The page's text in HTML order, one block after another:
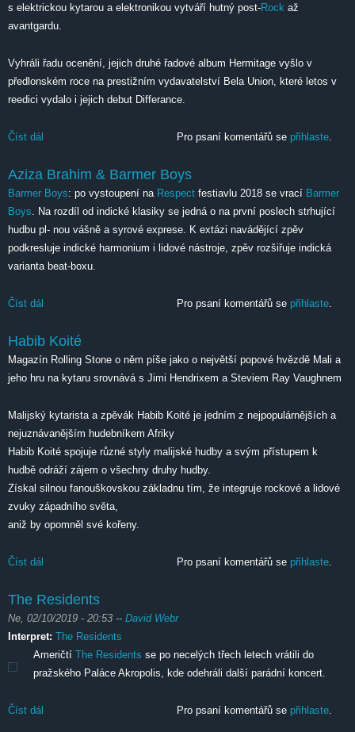
s elektrickou kytarou a elektronikou vytváří hutný post-Rock až
avantgardu.
Vyhráli řadu ocenění, jejich druhé řadové album Hermitage vyšlo v
předlonském roce na prestižním vydavatelství Bela Union, které letos v
reedici vydalo i jejich debut Differance.
Číst dál Pro psaní komentářů se přihlaste.
Aziza Brahim & Barmer Boys
Barmer Boys: po vystoupení na Respect festiavlu 2018 se vrací Barmer
Boys . Na rozdíl od indické klasiky se jedná o na první poslech strhující
hudbu pl- nou vášně a syrové exprese. K extázi navádějící zpěv
podkresluje indické harmonium i lidové nástroje, zpěv rozšiřuje indická
varianta beat-boxu.
Číst dál Aziza Brahim & Barmer BoysPro psaní komentářů se přihlaste.
Habib Koité
Magazín Rolling Stone o něm píše jako o největší popové hvězdě Mali a
jeho hru na kytaru srovnává s Jimi Hendrixem a Steviem Ray Vaughnem
Malijský kytarista a zpěvák Habib Koité je jedním z nejpopulárnějších a
nejuznávanějším hudebníkem Afriky
Habib Koité spojuje různé styly malijské hudby a svým přístupem k
hudbě odráží zájem o všechny druhy hudby.
Získal silnou fanouškovskou základnu tím, že integruje rockové a lidové
zvuky západního světa,
aniž by opomněl své kořeny.
Číst dál Pro psaní komentářů se přihlaste.
The Residents
Ne, 02/10/2019 - 20:53 -- David Webr
Interpret: The Residents
Američtí The Residents se po necelých třech letech vrátili do
pražského Paláce Akropolis, kde odehráli další parádní koncert.
Číst dál Pro psaní komentářů se přihlaste.